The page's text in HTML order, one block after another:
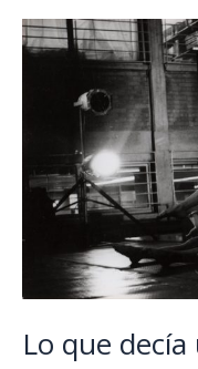
Lo que